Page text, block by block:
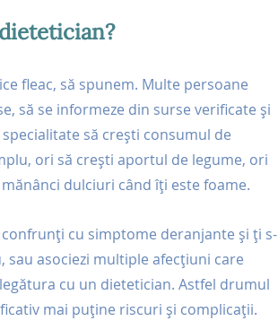
fleac, să spunem. Multe persoane
să se informeze din surse verificate și
să crești consumul de
ori să crești aportul de legume, ori
dulciuri când îți este foame.
cu simptome deranjante și ți s-
asociezi multiple afecțiuni care
cu un dietetician. Astfel drumul
mai puține riscuri și complicații.